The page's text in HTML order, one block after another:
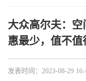
大众高尔夫：
惠最少，值不值
发表时间：2023-08-29